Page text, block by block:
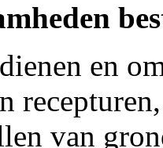
en
van